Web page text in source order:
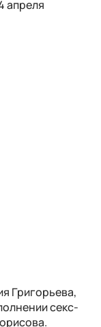
апреля
Григорьева,
секс-